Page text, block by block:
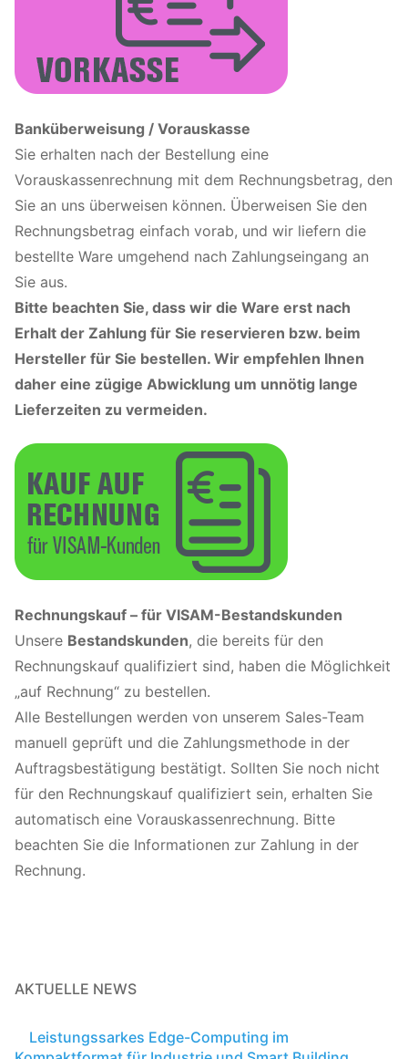
Banküberweisung / Vorauskasse
Sie erhalten nach der Bestellung eine
Vorauskassenrechnung mit dem Rechnungsbetrag, den
Sie an uns überweisen können. Überweisen Sie den
Rechnungsbetrag einfach vorab, und wir liefern die
bestellte Ware umgehend nach Zahlungseingang an
Sie aus.
Bitte beachten Sie, dass wir die Ware erst nach
Erhalt der Zahlung für Sie reservieren bzw. beim
Hersteller für Sie bestellen. Wir empfehlen Ihnen
daher eine zügige Abwicklung um unnötig lange
Lieferzeiten zu vermeiden.
Rechnungskauf – für VISAM-Bestandskunden
Unsere Bestandskunden, die bereits für den
Rechnungskauf qualifiziert sind, haben die Möglichkeit
„auf Rechnung“ zu bestellen.
Alle Bestellungen werden von unserem Sales-Team
manuell geprüft und die Zahlungsmethode in der
Auftragsbestätigung bestätigt. Sollten Sie noch nicht
für den Rechnungskauf qualifiziert sein, erhalten Sie
automatisch eine Vorauskassenrechnung. Bitte
beachten Sie die Informationen zur Zahlung in der
Rechnung.
AKTUELLE NEWS
Leistungssarkes Edge-Computing im